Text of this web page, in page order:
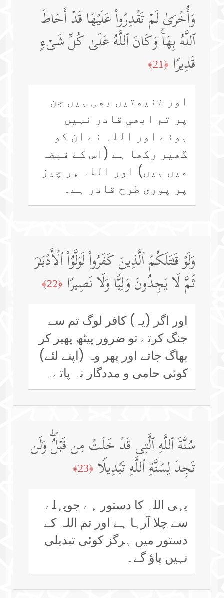
وَأُخۡرَىٰ لَمۡ تَقۡدِرُوا۟ عَلَیۡهَا قَدۡ أَحَاطَ
ٱللَّهُ بِهَاۚ وَكَانَ ٱللَّهُ عَلَىٰ كُلِّ شَیۡءࣲ
قَدِیرࣰا ﴿21﴾
اور غنیمتیں بھی ہیں جن
پر تم ابھی قادر نہیں
ہوئے اور اللہ نے ان کو
گھیر رکھا ہے (اس کے قبضہ
میں ہیں) اور اللہ ہر چیز
پر پوری طرح قادر ہے۔
وَلَوۡ قَـٰتَلَكُمُ ٱلَّذِینَ كَفَرُوا۟ لَوَلَّوُا۟ ٱلۡأَدۡبَـٰرَ
ثُمَّ لَا یَجِدُونَ وَلِیࣰّا وَلَا نَصِیرࣰا ﴿22﴾
اور اگر (یہ) کافر لوگ تم سے
جنگ کرتے تو ضرور پیٹھ پھیر کر
بھاگ جاتے اور پھر وہ (اپنے لئے)
کوئی حامی و مددگار نہ پاتے۔
سُنَّةَ ٱللَّهِ ٱلَّتِی قَدۡ خَلَتۡ مِن قَبۡلُۖ وَلَن
تَجِدَ لِسُنَّةِ ٱللَّهِ تَبۡدِیلࣰا ﴿23﴾
یہی اللہ کا دستور ہے جوپہلے
سے چلا آرہا ہے اور تم اللہ کے
دستور میں ہرگز کوئی تبدیلی
نہیں پاؤ گے۔